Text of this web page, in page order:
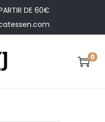
DE 60€
0